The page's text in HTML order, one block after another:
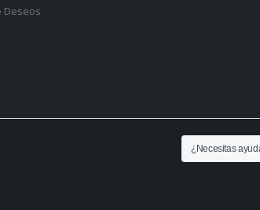
Deseos
¿Necesitas